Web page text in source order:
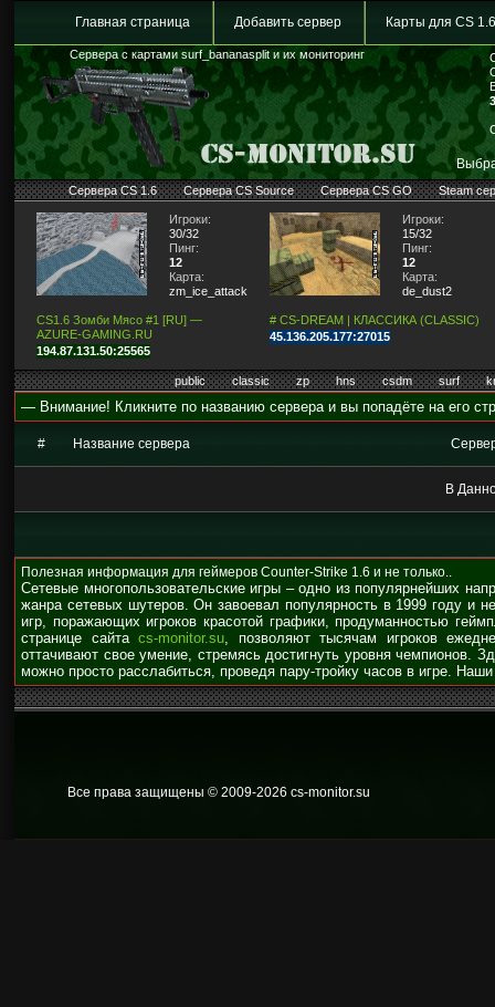
Главная страница Добавить сервер Карты для CS 1.6
Сервера с картами surf_bananasplit и их мониторинг
Сервера CS 1.6 Сервера CS Source Сервера CS GO Steam
Игроки:
30/32
Пинг:
12
Карта:
zm_ice_attack2009
CS1.6 Зомби Мясо #1 [RU] —
AZURE-GAMING.RU
194.87.131.50:25565
Игроки:
15/32
Пинг:
12
Карта:
de_dust2
# CS-DREAM | КЛАССИКА (CLASSIC)
45.136.205.177:27015
public classic zp hns csdm surf
— Внимание! Кликните по названию сервера и вы попадёте на его
# Название сервера
В
Полезная информация для геймеров Counter-Strike 1.6 и не только..
Сетевые многопользовательские игры – одно из популярнейших
жанра сетевых шутеров. Он завоевал популярность в 1999 году и
игр, поражающих игроков красотой графики, продуманностью
странице сайта cs-monitor.su, позволяют тысячам игроков
оттачивают свое умение, стремясь достигнуть уровня чемпионов.
можно просто расслабиться, проведя пару-тройку часов в игре.
Все права защищены © 2009-2026 cs-monitor.su